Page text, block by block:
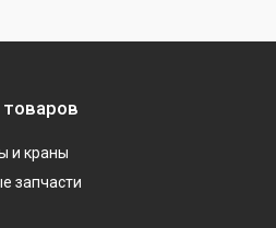
и краны
запчасти